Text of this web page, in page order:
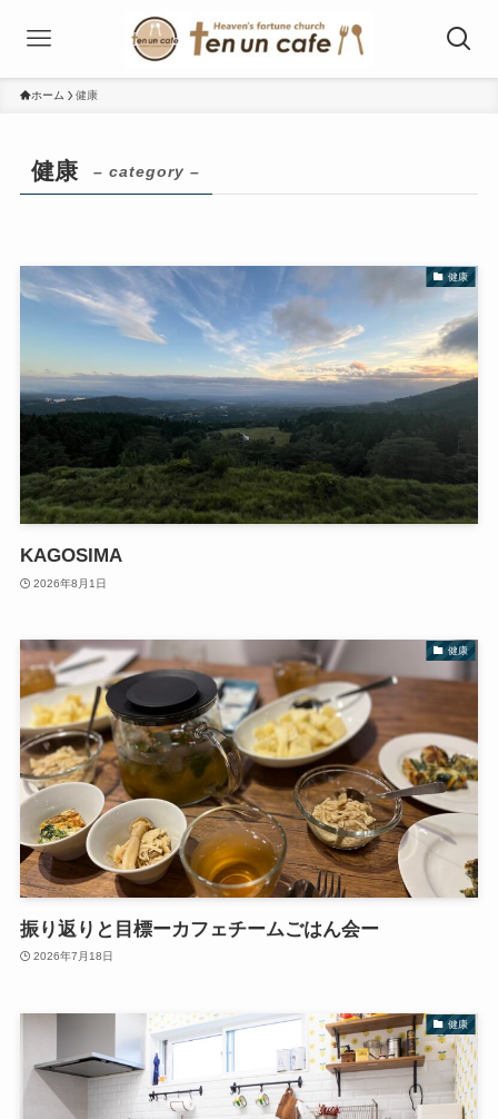
ホーム 健康
健康 – category –
健康
KAGOSIMA
2026年8月1日
健康
振り返りと目標ーカフェチームごはん会ー
2026年7月18日
健康